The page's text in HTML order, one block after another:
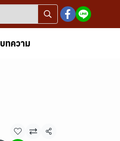
บทความ
แชร์